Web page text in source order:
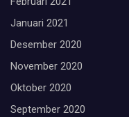
Januari 2021
Desember 2020
November 2020
Oktober 2020
September 2020